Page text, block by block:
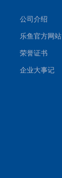
公司介绍
乐鱼官方网站
荣誉证书
企业大事记